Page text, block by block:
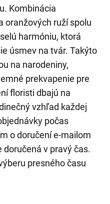
Kombinácia
oranžových ruží spolu
harmóniu, ktorá
úsmev na tvár. Takýto
na narodeniny,
prekvapenie pre
floristi dbajú na
vzhľad každej
počas
o doručení e-mailom
v pravý čas.
presného času